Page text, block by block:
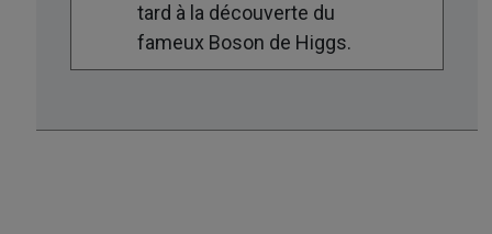
tard à la découverte du
fameux Boson de Higgs.